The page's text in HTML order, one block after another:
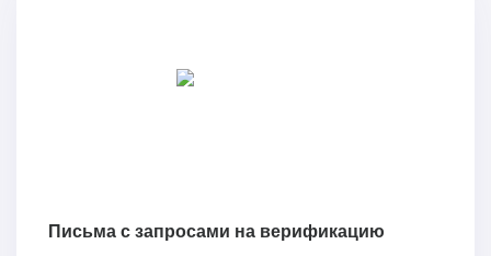
Письма с запросами на верификацию